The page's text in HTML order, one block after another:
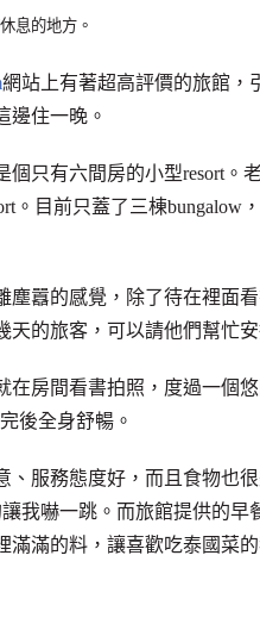
息的地方。
網站上有著超高評價的旅館，
邊住一晚。
只有六間房的小型resort。
。目前只蓋了三棟
塵囂的感覺，除了待在裡面
天的旅客，可以請他們幫忙
在房間看書拍照，度過一個
後全身舒暢。
、服務態度好，而且食物也
我嚇一跳。而旅館提供的
滿滿的料，讓喜歡吃泰國菜